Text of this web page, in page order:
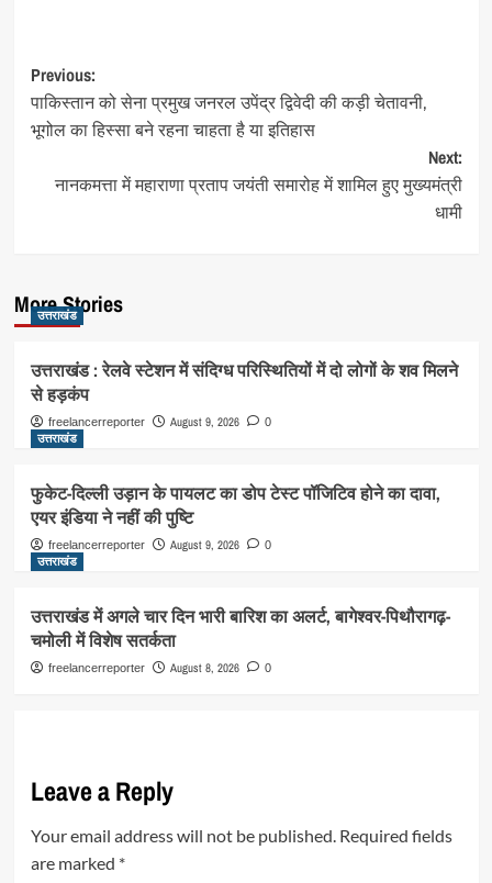
Post
navigation
Previous:
पाकिस्तान को सेना प्रमुख जनरल उपेंद्र द्विवेदी की कड़ी चेतावनी,
भूगोल का हिस्सा बने रहना चाहता है या इतिहास
Next:
नानकमत्ता में महाराणा प्रताप जयंती समारोह में शामिल हुए मुख्यमंत्री
धामी
More Stories
उत्तराखंड
उत्तराखंड : रेलवे स्टेशन में संदिग्ध परिस्थितियों में दो लोगों के शव मिलने
से हड़कंप
freelancerreporter August 9, 2026 0
उत्तराखंड
फुकेट-दिल्ली उड़ान के पायलट का डोप टेस्ट पॉजिटिव होने का दावा,
एयर इंडिया ने नहीं की पुष्टि
freelancerreporter August 9, 2026 0
उत्तराखंड
उत्तराखंड में अगले चार दिन भारी बारिश का अलर्ट, बागेश्वर-पिथौरागढ़-
चमोली में विशेष सतर्कता
freelancerreporter August 8, 2026 0
Leave a Reply
Your email address will not be published. Required fields
are marked *